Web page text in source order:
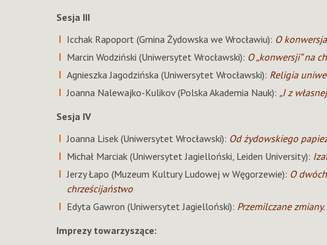
Sesja III
Icchak Rapoport (Gmina Żydowska we Wrocławiu): O
Marcin Wodziński (Uniwersytet Wrocławski): O „konwersji” na
Agnieszka Jagodzińska (Uniwersytet Wrocławski): Religia
Joanna Nalewajko-Kulikov (Polska Akademia Nauk): „I z
Sesja IV
Joanna Lisek (Uniwersytet Wrocławski): Od żydowskiego
Michał Marciak (Uniwersytet Jagielloński, Leiden University):
Jerzy Łapo (Muzeum Kultury Ludowej w Węgorzewie): O
chrześcijaństwo
Edyta Gawron (Uniwersytet Jagielloński): Przemilczane
Imprezy towarzyszące: